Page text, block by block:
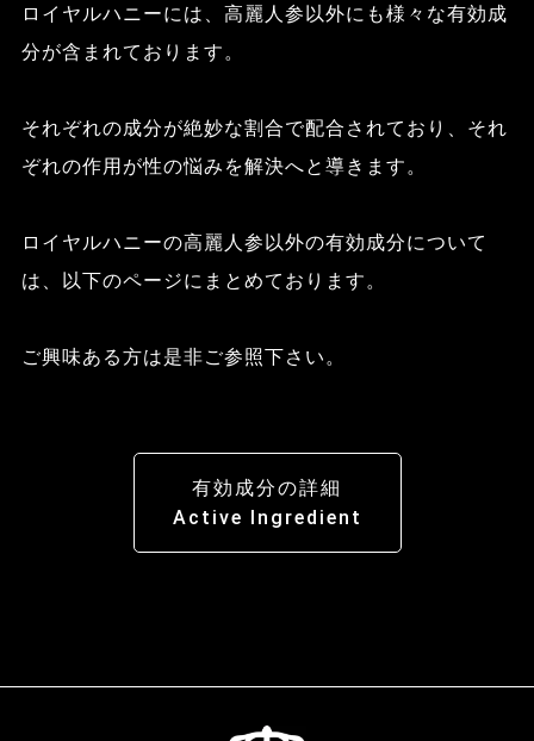
ロイヤルハニーには、高麗人参以外にも様々な有効成
分が含まれております。
それぞれの成分が絶妙な割合で配合されており、それ
ぞれの作用が性の悩みを解決へと導きます。
ロイヤルハニーの高麗人参以外の有効成分について
は、以下のページにまとめております。
ご興味ある方は是非ご参照下さい。
有効成分の詳細
Active Ingredient